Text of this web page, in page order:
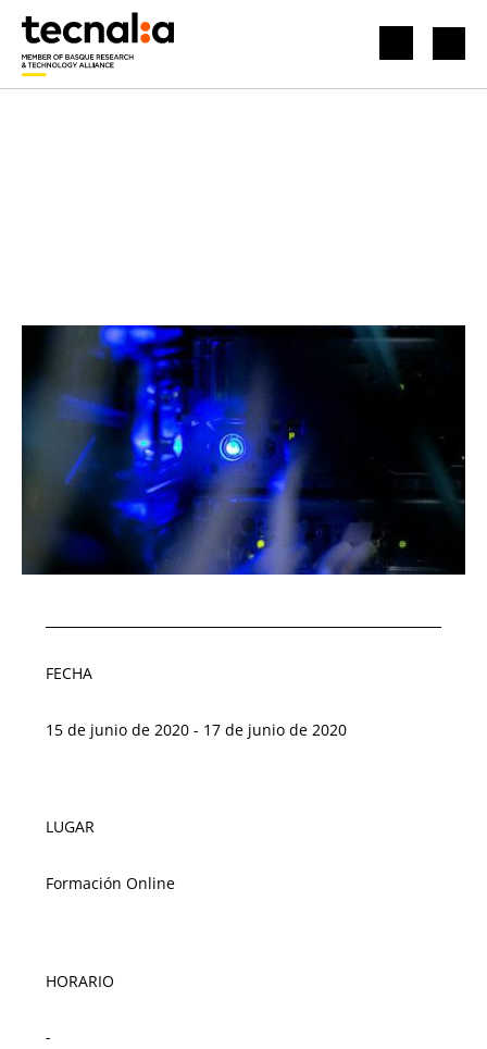
FECHA
15 de junio de 2020 - 17 de junio de 2020
LUGAR
Formación Online
HORARIO
-